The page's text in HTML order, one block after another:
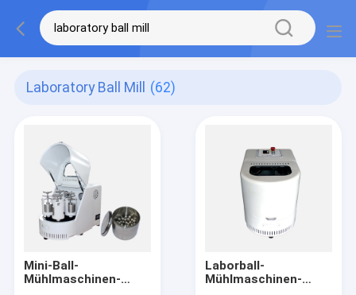
Laboratory Ball Mill (62)
Mini-Ball-
Mühlmaschinen-
Laborball-
Mühlmaschinen-